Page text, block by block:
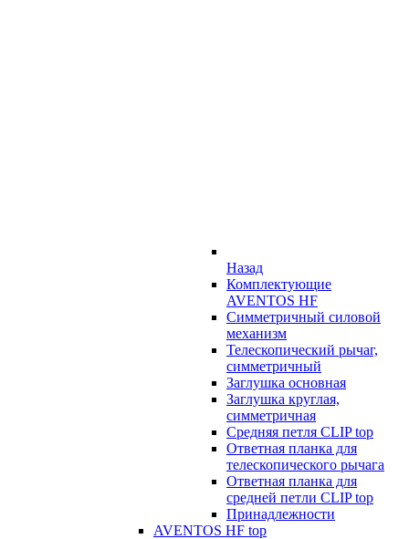
Назад
Комплектующие
AVENTOS HF
Симметричный силовой
механизм
Телескопический рычаг,
симметричный
Заглушка основная
Заглушка круглая,
симметричная
Средняя петля CLIP top
Ответная планка для
телескопического рычага
Ответная планка для
средней петли CLIP top
Принадлежности
AVENTOS HF top